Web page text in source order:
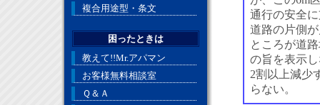
通行の安全
道路の片側
ところが道
の旨を表示
2割以上減少
らない。
複合用途型・条文
困ったときは
教えて!!Mr.アパマン
お客様無料相談室
Ｑ＆Ａ